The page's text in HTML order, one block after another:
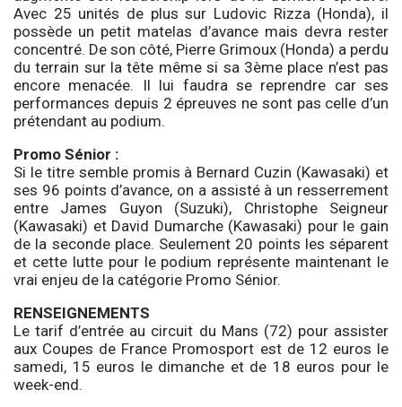
Avec 25 unités de plus sur Ludovic Rizza (Honda), il
possède un petit matelas d’avance mais devra rester
concentré. De son côté, Pierre Grimoux (Honda) a perdu
du terrain sur la tête même si sa 3ème place n’est pas
encore menacée. Il lui faudra se reprendre car ses
performances depuis 2 épreuves ne sont pas celle d’un
prétendant au podium.
Promo Sénior :
Si le titre semble promis à Bernard Cuzin (Kawasaki) et
ses 96 points d’avance, on a assisté à un resserrement
entre James Guyon (Suzuki), Christophe Seigneur
(Kawasaki) et David Dumarche (Kawasaki) pour le gain
de la seconde place. Seulement 20 points les séparent
et cette lutte pour le podium représente maintenant le
vrai enjeu de la catégorie Promo Sénior.
RENSEIGNEMENTS
Le tarif d’entrée au circuit du Mans (72) pour assister
aux Coupes de France Promosport est de 12 euros le
samedi, 15 euros le dimanche et de 18 euros pour le
week-end.